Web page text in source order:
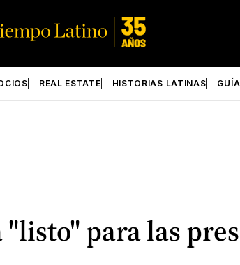
REAL ESTATE HISTORIAS LATINAS
para las